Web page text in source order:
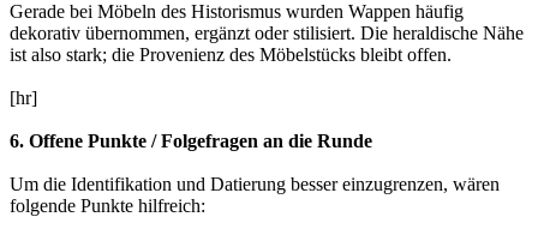
Gerade bei Möbeln des Historismus wurden Wappen häufig
dekorativ übernommen, ergänzt oder stilisiert. Die heraldische Nähe
ist also stark; die Provenienz des Möbelstücks bleibt offen.
[hr]
6. Offene Punkte / Folgefragen an die Runde
Um die Identifikation und Datierung besser einzugrenzen, wären
folgende Punkte hilfreich: